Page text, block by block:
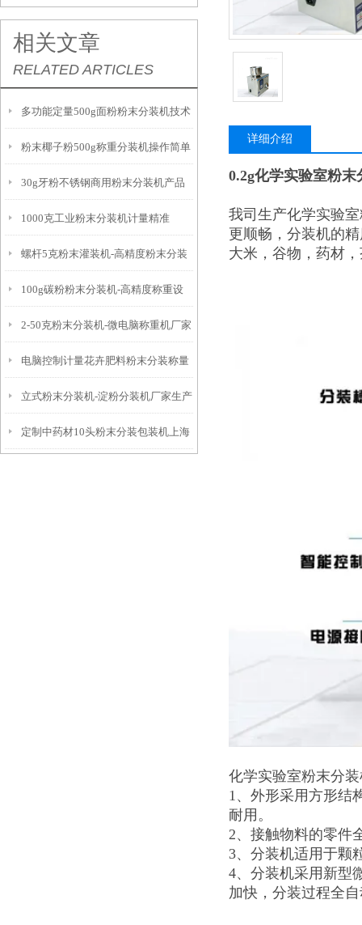
相关文章
RELATED ARTICLES
多功能定量500g面粉粉末分装机技术
参数
粉末椰子粉500g称重分装机操作简单
30g牙粉不锈钢商用粉末分装机产品
简介
1000克工业粉末分装机计量精准
螺杆5克粉末灌装机-高精度粉末分装
设备
100g碳粉粉末分装机-高精度称重设
备
2-50克粉末分装机-微电脑称重机厂家
电脑控制计量花卉肥料粉末分装称量
设备
立式粉末分装机-淀粉分装机厂家生产
定制中药材10头粉末分装包装机上海
详细介绍
0.2g化学实验室粉末
我司生产化学实验
更顺畅，分装机的
大米，谷物，药材
化学实验室粉末分
1、外形采用方形结
耐用。
2、接触物料的零件
3、分装机适用于颗
4、分装机采用新型
加快，分装过程全